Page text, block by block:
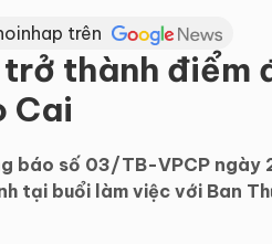
trên
thành điểm
Cai
báo số 03/TB-VPCP
tại buổi làm việc với Ban